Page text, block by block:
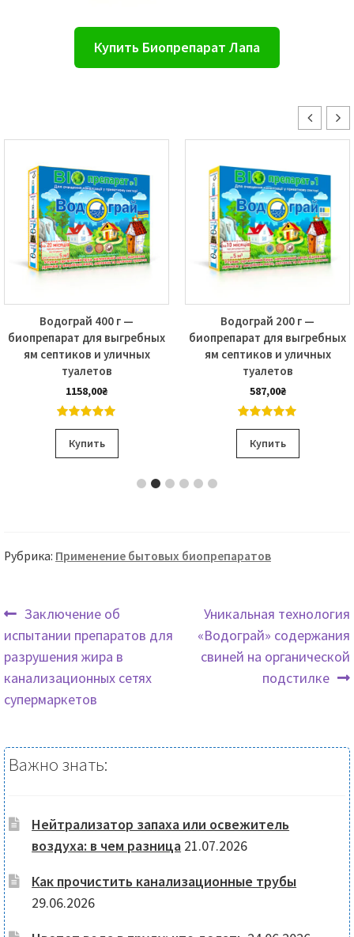
Купить Биопрепарат Лапа
Водограй 400 г —
биопрепарат для выгребных
ям септиков и уличных
туалетов
1158,00₴
5.00out of
5
Купить
Водограй 200 г —
биопрепарат для выгребных
ям септиков и уличных
туалетов
587,00₴
5.00out of
5
Купить
Рубрика: Применение бытовых биопрепаратов
Навигация
по
записям
Предыдущая
запись:
Заключение об
испытании препаратов для
разрушения жира в
канализационных сетях
супермаркетов
Следующая
запись:
Уникальная технология
«Водограй» содержания
свиней на органической
подстилке
Важно знать:
Нейтрализатор запаха или освежитель
воздуха: в чем разница 21.07.2026
Как прочистить канализационные трубы
29.06.2026